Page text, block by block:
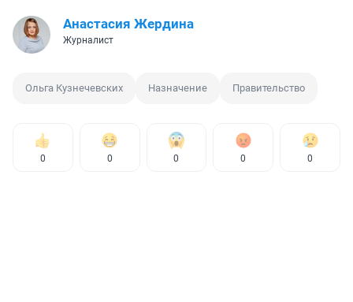
Анастасия Жердина
Журналист
Ольга Кузнечевских Назначение Правительство
0 0 0 0 0